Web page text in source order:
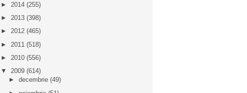
► 2014 (255)
► 2013 (398)
► 2012 (465)
► 2011 (518)
► 2010 (556)
▼ 2009 (614)
► decembrie (49)